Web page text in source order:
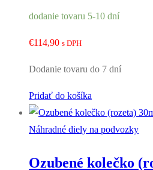
dodanie tovaru 5-10 dní
€114,90 s DPH
Dodanie tovaru do 7 dní
Pridať do košíka
Náhradné diely na podvozky
Ozubené kolečko